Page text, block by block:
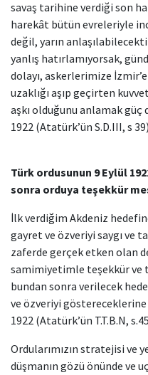
savaş tarihine verdiği son
harekât bütün evreleriyle
değil, yarın
yanlış hatırlamıyorsak,
dolayı, askerlerimize
uzaklığı aşıp geçirten
aşkı olduğunu anlamak güç
1922 (Atatürk’ün S.D.III, s 39)
Türk ordusunun 9 Eylül
sonra orduya teşekkür
İlk verdiğim Akdeniz
gayret ve özveriyi saygı ve
zaferde gerçek etken olan
samimiyetimle teşekkür ve
bundan sonra verilecek
ve özveriyi göstereceklerine
1922 (Atatürk’ün T.T.B.N,
Ordularımızın stratejisi ve
düşmanın gözü önünde ve